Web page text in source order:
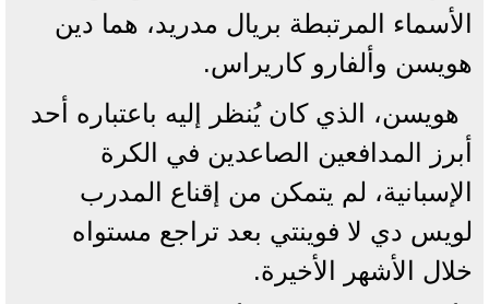
الأسماء المرتبطة بريال مدريد، هما دين
هويسن وألفارو كاريراس.
هويسن، الذي كان يُنظر إليه باعتباره أحد
أبرز المدافعين الصاعدين في الكرة
الإسبانية، لم يتمكن من إقناع المدرب
لويس دي لا فوينتي بعد تراجع مستواه
خلال الأشهر الأخيرة.